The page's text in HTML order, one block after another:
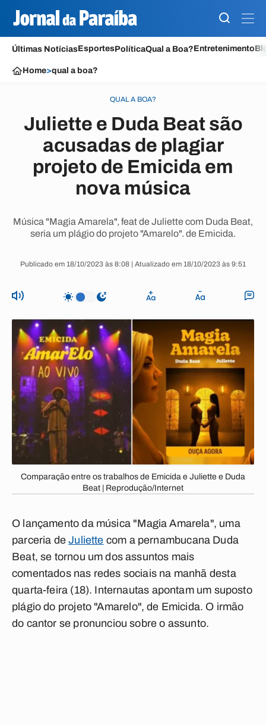
Últimas NotíciasEsportesPolíticaQual a Boa?Entretenimento
Home>qual a boa?
QUAL A BOA?
Juliette e Duda Beat são
acusadas de plagiar
projeto de Emicida em
nova música
Música "Magia Amarela", feat de Juliette com Duda Beat,
seria um plágio do projeto "Amarelo". de Emicida.
Publicado em 18/10/2023 às 8:08 | Atualizado em 18/10/2023 às 9:51
Comparação entre os trabalhos de Emicida e Juliette e Duda
Beat | Reprodução/Internet
O lançamento da música "Magia Amarela", uma
parceria deJuliette com a pernambucana Duda
Beat, se tornou um dos assuntos mais
comentados nas redes sociais na manhã desta
quarta-feira (18). Internautas apontam um suposto
plágio do projeto "Amarelo", de Emicida. O irmão
do cantor se pronunciou sobre o assunto.